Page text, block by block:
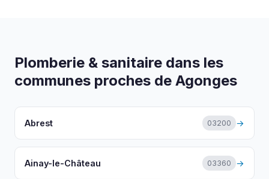
Plomberie & sanitaire dans les
communes proches de Agonges
Abrest 03200 →
Ainay-le-Château 03360 →